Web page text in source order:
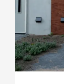
6 kamers